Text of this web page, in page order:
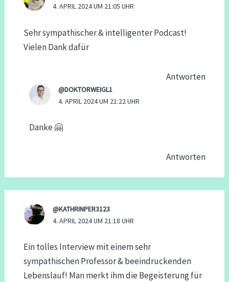
4. APRIL 2024 UM 21:05 UHR
Sehr sympathischer & intelligenter Podcast!
Vielen Dank dafür
Antworten
@DOKTORWEIGL1
4. APRIL 2024 UM 21:22 UHR
Danke 🤗
Antworten
@KATHRINPER3123
4. APRIL 2024 UM 21:18 UHR
Ein tolles Interview mit einem sehr
sympathischen Professor & beeindruckenden
Lebenslauf! Man merkt ihm die Begeisterung für